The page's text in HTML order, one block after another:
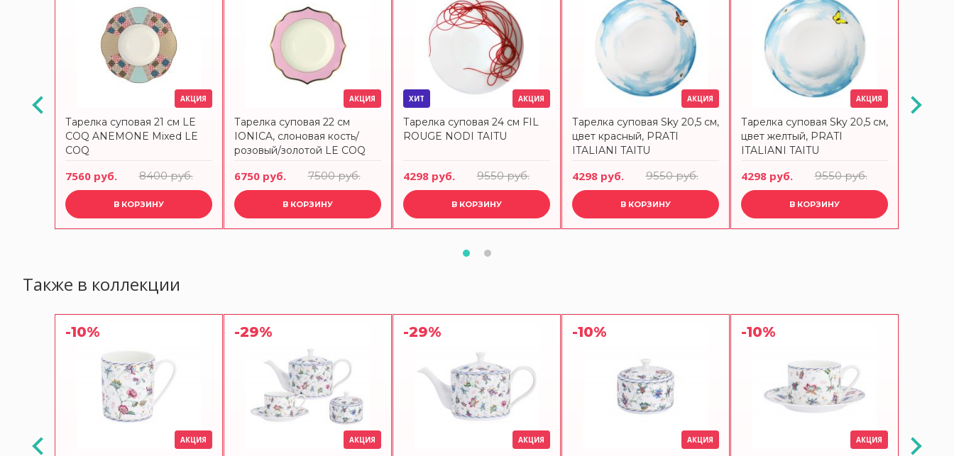
АКЦИЯ АКЦИЯ
Тарелка суповая 21 см LE
COQ ANEMONE Mixed LE
COQ
7560 руб. 8400 руб.
В КОРЗИНУ
АКЦИЯ
Тарелка суповая 22 см
IONICA, слоновая кость/
розовый/золотой LE COQ
6750 руб. 7500 руб.
В КОРЗИНУ
ХИТ АКЦИЯ
Тарелка суповая 24 см FIL
ROUGE NODI TAITU
4298 руб. 9550 руб.
В КОРЗИНУ
АКЦИЯ
Тарелка суповая Sky 20,5 см,
цвет красный, PRATI
ITALIANI TAITU
4298 руб. 9550 руб.
В КОРЗИНУ
АКЦИЯ
Тарелка суповая Sky 20,5 см,
цвет желтый, PRATI
ITALIANI TAITU
4298 руб. 9550 руб.
В КОРЗИНУ
Также в коллекции
АКЦИЯ
-10%
АКЦИЯ
-29%
АКЦИЯ
-29%
АКЦИЯ
-10%
АКЦИЯ
-10%
АКЦИЯ